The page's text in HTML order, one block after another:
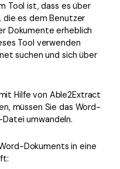
Tool ist, dass es über
die es dem Benutzer
Dokumente erheblich
Tool verwenden
suchen und sich über
Hilfe von Able2Extract
müssen Sie das Word-
umwandeln.
Dokuments in eine